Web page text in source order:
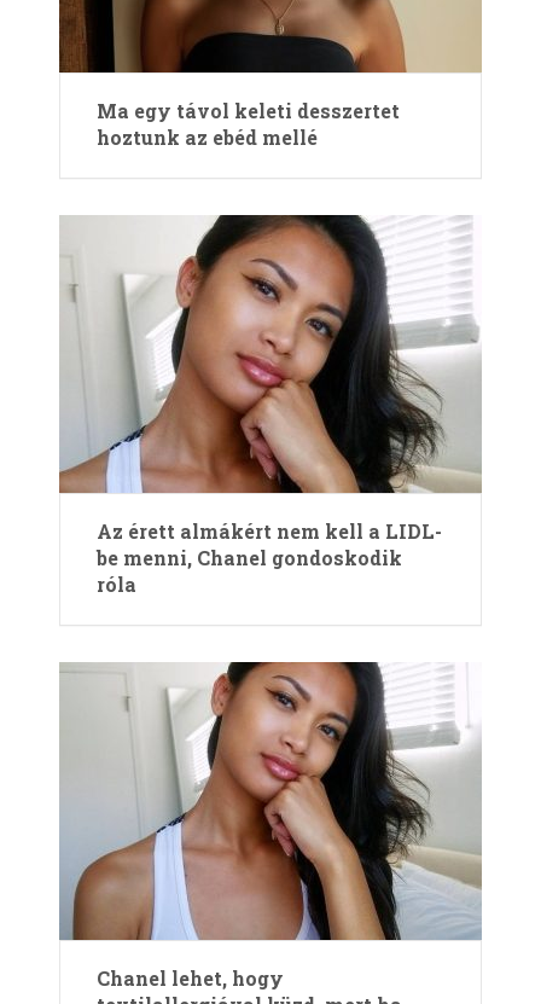
Ma egy távol keleti desszertet
hoztunk az ebéd mellé
Az érett almákért nem kell a LIDL-
be menni, Chanel gondoskodik
róla
Chanel lehet, hogy